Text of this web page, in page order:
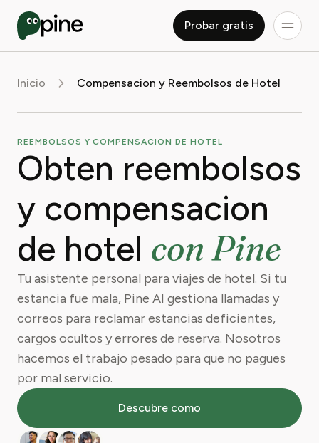
Probar gratis
Inicio Compensacion y Reembolsos de Hotel
REEMBOLSOS Y COMPENSACION DE HOTEL
Obten reembolsos
y compensacion
de hotel con Pine
Tu asistente personal para viajes de hotel. Si tu
estancia fue mala, Pine AI gestiona llamadas y
correos para reclamar estancias deficientes,
cargos ocultos y errores de reserva. Nosotros
hacemos el trabajo pesado para que no pagues
por mal servicio.
Descubre como